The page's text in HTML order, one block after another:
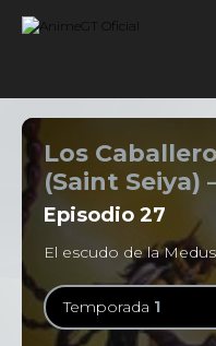
Los
(Saint Seiya)
Episodio 27
El escudo de la
Temporada 1